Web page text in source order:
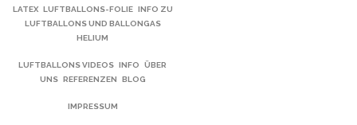
LATEX LUFTBALLONS-FOLIE INFO ZU
LUFTBALLONS UND BALLONGAS
HELIUM
LUFTBALLONS VIDEOS INFO
ÜBER
UNS REFERENZEN BLOG
IMPRESSUM